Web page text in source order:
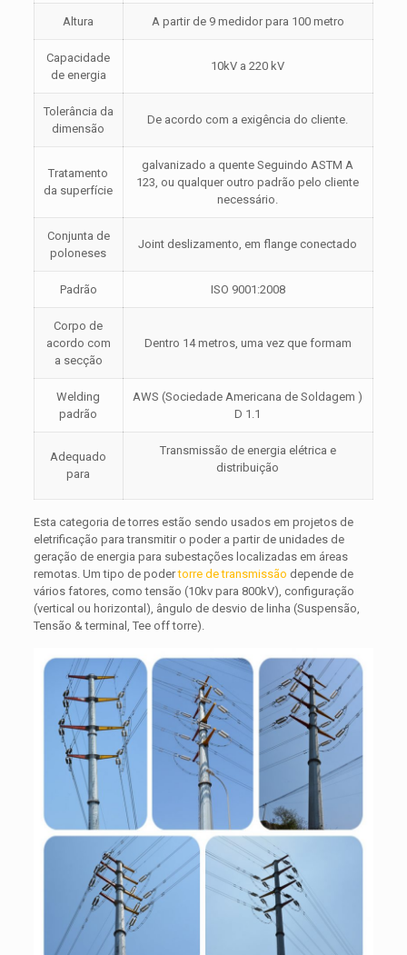
Altura A partir de 9 medidor para 100 metro
Capacidade
de energia
10kV a 220 kV
Tolerância da
dimensão
De acordo com a exigência do cliente.
Tratamento
da superfície
galvanizado a quente Seguindo ASTM A
123, ou qualquer outro padrão pelo cliente
necessário.
Conjunta de
poloneses
Joint deslizamento, em flange conectado
Padrão ISO 9001:2008
Corpo de
acordo com
a secção
Dentro 14 metros, uma vez que formam
Welding
padrão
AWS (Sociedade Americana de Soldagem )
D 1.1
Adequado
para
Transmissão de energia elétrica e
distribuição
Esta categoria de torres estão sendo usados ​​em projetos de
eletrificação para transmitir o poder a partir de unidades de
geração de energia para subestações localizadas em áreas
remotas. Um tipo de podertorre de transmissão depende de
vários fatores, como tensão (10kv para 800kV), configuração
(vertical ou horizontal), ângulo de desvio de linha (Suspensão,
Tensão & terminal, Tee off torre).